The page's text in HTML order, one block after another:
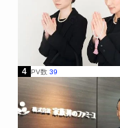
4 PV数 39